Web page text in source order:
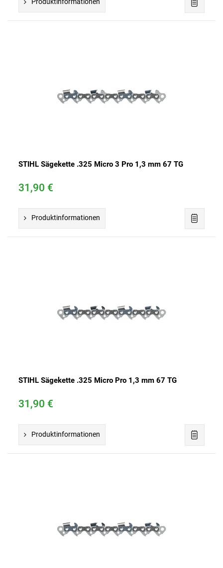
STIHL Sägekette .325 Micro 3 Pro 1,3 mm 67 TG
31,90 €
Produktinformationen
STIHL Sägekette .325 Micro Pro 1,3 mm 67 TG
31,90 €
Produktinformationen